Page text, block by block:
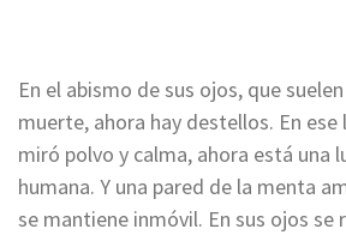
En el abismo de sus ojos, que
muerte, ahora hay destellos. En
miró polvo y calma, ahora está una
humana. Y una pared de la menta
se mantiene inmóvil. En sus ojos se